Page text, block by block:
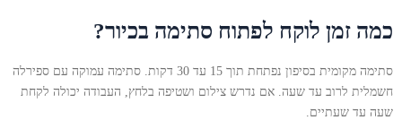
כמה זמן לוקח לפתוח סתימה בכיור?
סתימה מקומית בסיפון נפתחת תוך 15 עד 30 דקות. סתימה עמוקה עם ספירלה
חשמלית לרוב עד שעה. אם נדרש צילום ושטיפה בלחץ, העבודה יכולה לקחת
שעה עד שעתיים.